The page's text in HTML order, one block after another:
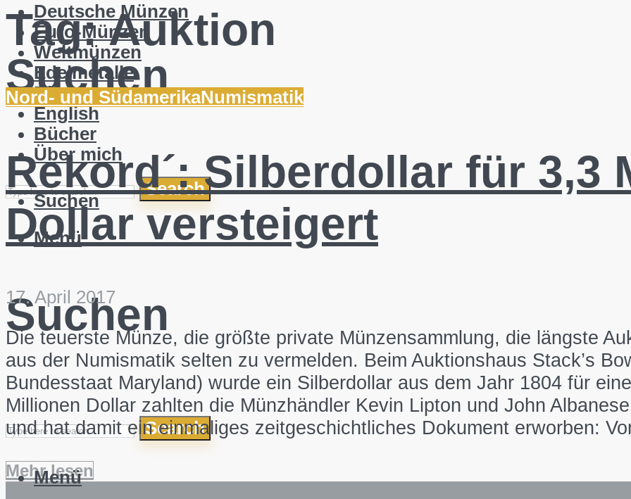
Suchen
Search
Menü
Deutsche Münzen
Euro-Münzen
Weltmünzen
Edelmetalle
Blog
English
Bücher
Über mich
Suchen
Suchen
Search
Menü
Tag:Auktion
Nord- und SüdamerikaNumismatik
Rekord´: Silberdollar für 3,3
Dollar versteigert
17. April 2017
Die teuerste Münze, die größte private Münzensammlung, die längste
aus der Numismatik selten zu vermelden. Beim Auktionshaus Stack’s
Bundesstaat Maryland) wurde ein Silberdollar aus dem Jahr 1804 für
Millionen Dollar zahlten die Münzhändler Kevin Lipton und John
und hat damit ein einmaliges zeitgeschichtliches Dokument erworben:
Mehr lesen